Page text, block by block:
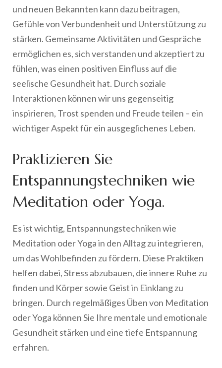
und neuen Bekannten kann dazu beitragen,
Gefühle von Verbundenheit und Unterstützung zu
stärken. Gemeinsame Aktivitäten und Gespräche
ermöglichen es, sich verstanden und akzeptiert zu
fühlen, was einen positiven Einfluss auf die
seelische Gesundheit hat. Durch soziale
Interaktionen können wir uns gegenseitig
inspirieren, Trost spenden und Freude teilen – ein
wichtiger Aspekt für ein ausgeglichenes Leben.
Praktizieren Sie
Entspannungstechniken wie
Meditation oder Yoga.
Es ist wichtig, Entspannungstechniken wie
Meditation oder Yoga in den Alltag zu integrieren,
um das Wohlbefinden zu fördern. Diese Praktiken
helfen dabei, Stress abzubauen, die innere Ruhe zu
finden und Körper sowie Geist in Einklang zu
bringen. Durch regelmäßiges Üben von Meditation
oder Yoga können Sie Ihre mentale und emotionale
Gesundheit stärken und eine tiefe Entspannung
erfahren.